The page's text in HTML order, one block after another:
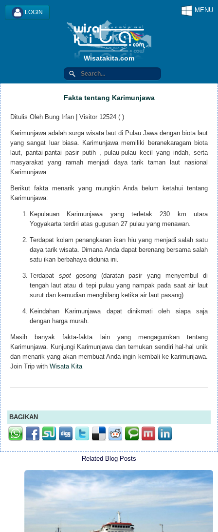
MENU
LOGIN
Wisatakita.com
Fakta tentang Karimunjawa
Ditulis Oleh Bung Irfan | Visitor 12524 ( )
Karimunjawa adalah surga wisata laut di Pulau Jawa dengan biota laut
yang sangat luar biasa. Karimunjawa memiliki beranekaragam biota
laut, pantai-pantai pasir putih , pulau-pulau kecil yang indah, serta
masyarakat yang ramah menjadi daya tarik taman laut nasional
Karimunjawa.
Berikut fakta menarik yang mungkin Anda belum ketahui tentang
Karimunjawa:
Kepulauan Karimunjawa yang terletak 230 km utara
Yogyakarta terdiri atas gugusan 27 pulau yang menawan.
Terdapat kolam penangkaran ikan hiu yang menjadi salah satu
daya tarik wisata. Dimana Anda dapat berenang bersama salah
satu ikan berbahaya didunia ini.
Terdapat spot gosong(daratan pasir yang menyembul di
tengah laut atau di tepi pulau yang nampak pada saat air laut
surut dan kemudian menghilang ketika air laut pasang).
Keindahan Karimunjawa dapat dinikmati oleh siapa saja
dengan harga murah.
Masih banyak fakta-fakta lain yang mengagumkan tentang
Karimunjawa. Kunjungi Karimunjawa dan temukan sendiri hal-hal unik
dan menarik yang akan membuat Anda ingin kembali ke karimunjawa.
Join Trip with Wisata Kita
BAGIKAN
Related Blog Posts